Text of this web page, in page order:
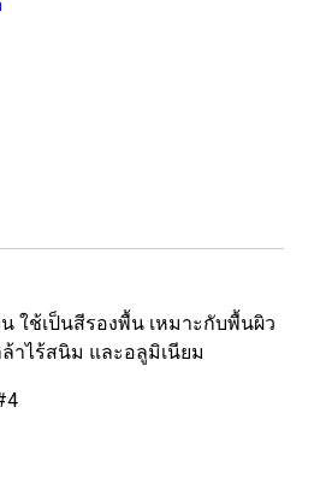
ใช้เป็นสีรองพื้น เหมาะกับพื้นผิว
าไร้สนิม และอลูมิเนียม